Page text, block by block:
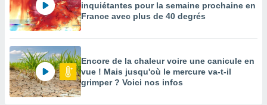
inquiétantes pour la semaine prochaine en
France avec plus de 40 degrés
Encore de la chaleur voire une canicule en
vue ! Mais jusqu'où le mercure va-t-il
grimper ? Voici nos infos